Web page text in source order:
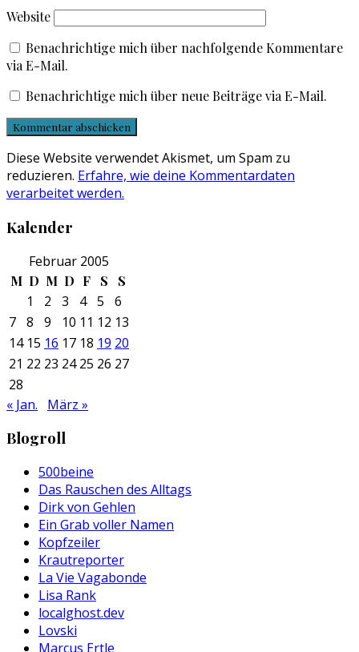
Website
Benachrichtige mich über nachfolgende Kommentare
via E-Mail.
Benachrichtige mich über neue Beiträge via E-Mail.
Diese Website verwendet Akismet, um Spam zu
reduzieren. Erfahre, wie deine Kommentardaten
verarbeitet werden.
Kalender
Februar 2005
M D M D F S S
1 2 3 4 5
6
7 8 9 10 11 12 13
14 15 16 17 18 19 20
21 22 23 24 25 26 27
28
« Jan.
März »
Blogroll
500beine
Das Rauschen des Alltags
Dirk von Gehlen
Ein Grab voller Namen
Kopfzeiler
Krautreporter
La Vie Vagabonde
Lisa Rank
localghost.dev
Lovski
Marcus Ertle